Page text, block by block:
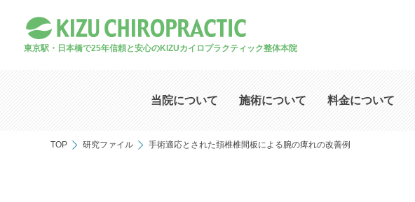
東京駅・日本橋で25年信頼と安心のKIZUカイロプラクティック整体本院
当院について 施術について 料金について
TOP 研究ファイル 手術適応とされた頚椎椎間板による腕の痺れの改善例